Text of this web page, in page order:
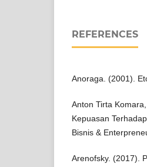
REFERENCES
Anoraga. (2001).
Anton Tirta
Kepuasan
Bisnis &
Arenofsky. (2017).